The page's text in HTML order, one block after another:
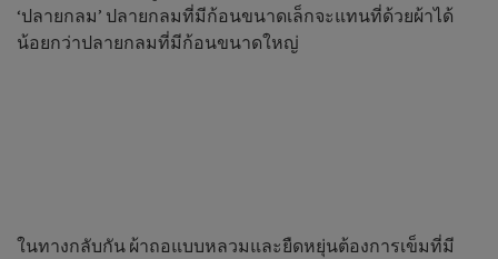
‘ปลายกลม’ ปลายกลมที่มีก้อนขนาดเล็กจะแทนที่ด้วยผ้าได้
น้อยกว่าปลายกลมที่มีก้อนขนาดใหญ่
ในทางกลับกัน ผ้าถอแบบหลวมและยืดหยุ่นต้องการเข็มที่มี